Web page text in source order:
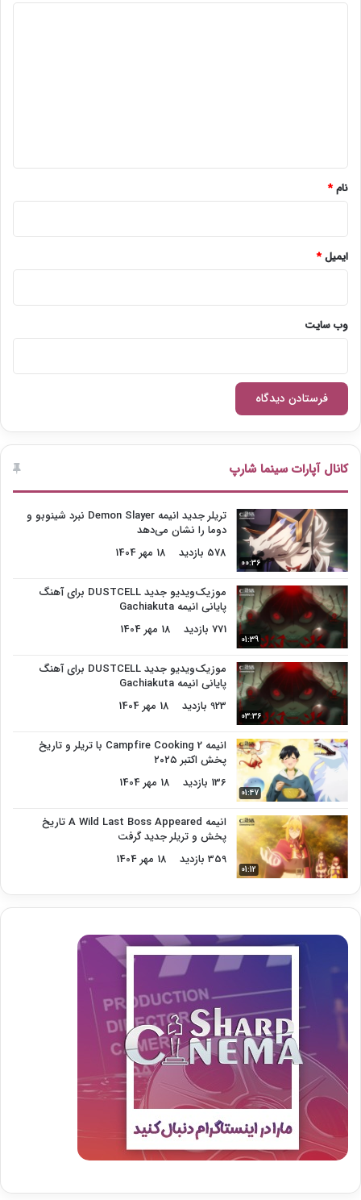
نام*
ایمیل*
وب‌ سایت
کانال آپارات سینما شارپ
00:36
تریلر جدید انیمه Demon Slayer نبرد شینوبو و
دوما را نشان می‌دهد
578 بازدید
18 مهر 1404
01:39
موزیک‌ویدیو جدید DUSTCELL برای آهنگ
پایانی انیمه Gachiakuta
771 بازدید
18 مهر 1404
03:36
موزیک‌ویدیو جدید DUSTCELL برای آهنگ
پایانی انیمه Gachiakuta
923 بازدید
18 مهر 1404
01:47
انیمه Campfire Cooking 2 با تریلر و تاریخ
پخش اکتبر ۲۰۲۵
136 بازدید
18 مهر 1404
01:12
انیمه A Wild Last Boss Appeared تاریخ
پخش و تریلر جدید گرفت
359 بازدید
18 مهر 1404